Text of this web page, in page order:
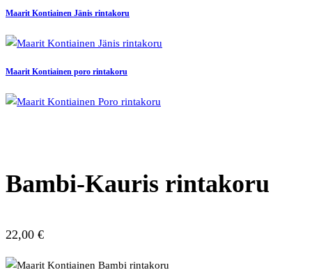
Maarit Kontiainen Jänis rintakoru
Maarit Kontiainen poro rintakoru
Bambi-Kauris rintakoru
22,00 €